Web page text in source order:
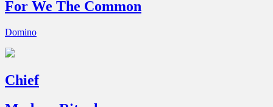
For We The Common
Domino
Chief